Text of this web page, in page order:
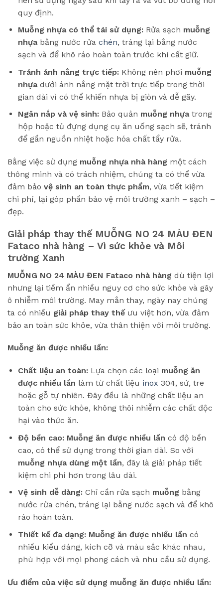
quy định.
Muỗng nhựa có thể tái sử dụng:Rửa sạch muỗng
nhựabằng nước rửa chén, tráng lại bằng nước
sạch và để khô ráo hoàn toàn trước khi cất giữ.
Tránh ánh nắng trực tiếp:Không nên phơi muỗng
nhựadưới ánh nắng mặt trời trực tiếp trong thời
gian dài vì có thể khiến nhựa bị giòn và dễ gãy.
Ngăn nắp và vệ sinh:Bảo quản muỗng nhựatrong
hộp hoặc tủ đựng dụng cụ ăn uống sạch sẽ, tránh
để gần nguồn nhiệt hoặc hóa chất tẩy rửa.
Bằng việc sử dụng muỗng nhựa nhà hàng một cách
thông minh và có trách nhiệm, chúng ta có thể vừa
đảm bảo vệ sinh an toàn thực phẩm, vừa tiết kiệm
chi phí, lại góp phần bảo vệ môi trường xanh – sạch –
đẹp.
Giải pháp thay thế MUỖNG NO 24 MÀU ĐEN
Fataco nhà hàng – Vì sức khỏe và Môi
trường Xanh
MUỖNG NO 24 MÀU ĐEN Fataco nhà hàng dù tiện lợi
nhưng lại tiềm ẩn nhiều nguy cơ cho sức khỏe và gây
ô nhiễm môi trường. May mắn thay, ngày nay chúng
ta có nhiều giải pháp thay thếưu việt hơn, vừa đảm
bảo an toàn sức khỏe, vừa thân thiện với môi trường.
Muỗng ăn được nhiều lần:
Chất liệu an toàn:Lựa chọn các loại muỗng ăn
được nhiều lần làm từ chất liệu inox 304, sứ, tre
hoặc gỗ tự nhiên. Đây đều là những chất liệu an
toàn cho sức khỏe, không thôi nhiễm các chất độc
hại vào thức ăn.
Độ bền cao: Muỗng ăn được nhiều lần có độ bền
cao, có thể sử dụng trong thời gian dài. So với
muỗng nhựa dùng một lần, đây là giải pháp tiết
kiệm chi phí hơn trong lâu dài.
Vệ sinh dễ dàng:Chỉ cần rửa sạch muỗng bằng
nước rửa chén, tráng lại bằng nước sạch và để khô
ráo hoàn toàn.
Thiết kế đa dạng: Muỗng ăn được nhiều lần có
nhiều kiểu dáng, kích cỡ và màu sắc khác nhau,
phù hợp với mọi phong cách và nhu cầu sử dụng.
Ưu điểm của việc sử dụng muỗng ăn được nhiều lần: